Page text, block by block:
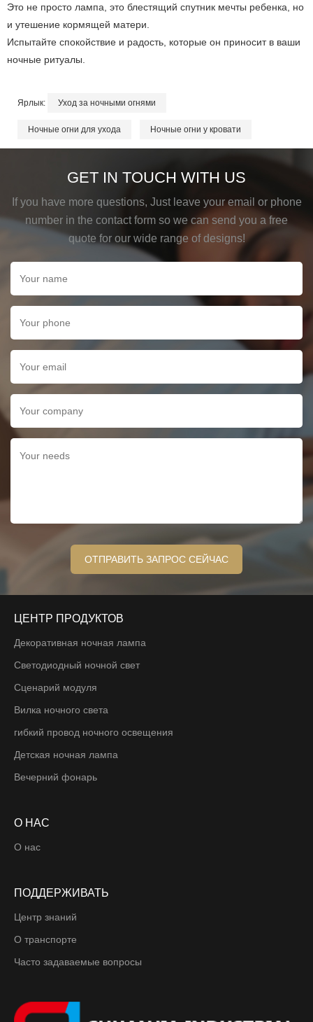
Это не просто лампа, это блестящий спутник мечты ребенка, но
и утешение кормящей матери.
Испытайте спокойствие и радость, которые он приносит в ваши
ночные ритуалы.
Ярлык: Уход за ночными огнями
Ночные огни для ухода Ночные огни у кровати
GET IN TOUCH WITH US
If you have more questions, Just leave your email or phone
number in the contact form so we can send you a free
quote for our wide range of designs!
ЦЕНТР ПРОДУКТОВ
Декоративная ночная лампа
Светодиодный ночной свет
Сценарий модуля
Вилка ночного света
гибкий провод ночного освещения
Детская ночная лампа
Вечерний фонарь
О НАС
О нас
ПОДДЕРЖИВАТЬ
Центр знаний
О транспорте
Часто задаваемые вопросы